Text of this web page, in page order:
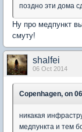
поздно эти дома
Ну про медпункт
смуту!
shalfei
06 Oct 2014
Copenhagen, on
никакая
медпункта и тем